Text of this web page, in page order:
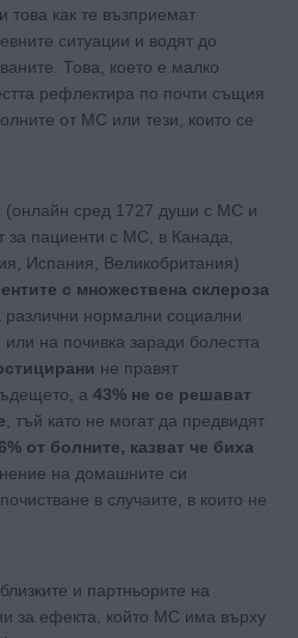
как те възприемат
ситуации и водят до
Това, което е малко
рефлектира по почти същия
от МС или тези, които се
(онлайн сред 1727 души с МС и
за пациенти с МС, в Канада,
Испания, Великобритания)
с множествена склероза
различни нормални социални
на почивка заради болестта
не правят
а 43% не се решават
, тъй като не могат да предвидят
от болните, казват че биха
на домашните си
в случаите, в които не
и партньорите на
за ефекта, който МС има върху